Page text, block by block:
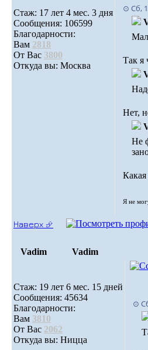
Стаж: 17 лет 4 мес. 3 дня
Сообщения: 106599
Благодарности:
Вам 2818
От Вас 3800
Откуда вы: Москва
⊙ Сб,
Так я
Нет,
Не
Я не
Наверх ⮵
Vadim Vadim
Стаж: 19 лет 6 мес. 15 дней
Сообщения: 45634
Благодарности:
Вам 3810
От Вас 2062
Откуда вы: Ницца
⊙